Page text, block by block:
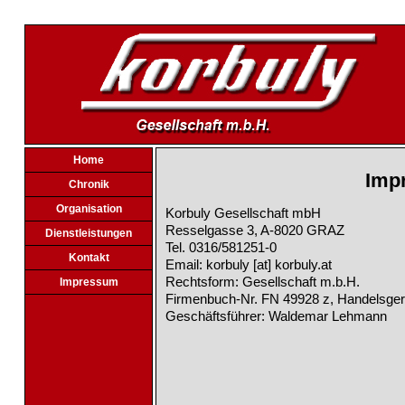
Home
Chronik
Organisation
Dienstleistungen
Kontakt
Impressum
Korbuly Gesellschaft mbH
Resselgasse 3, A-8020 GRAZ
Tel. 0316/581251-0
Email: korbuly [at] korbuly.at
Rechtsform: Gesellschaft m.b.H.
Firmenbuch-Nr. FN 49928 z,
Geschäftsführer: Waldemar Lehmann